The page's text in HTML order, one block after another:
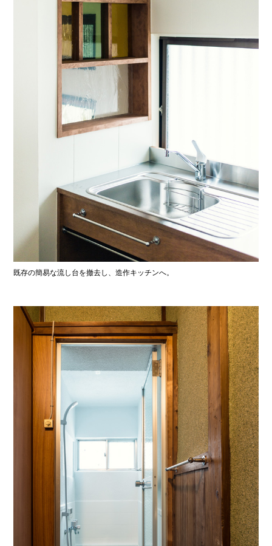
既存の簡易な流し台を撤去し、造作キッチンへ。